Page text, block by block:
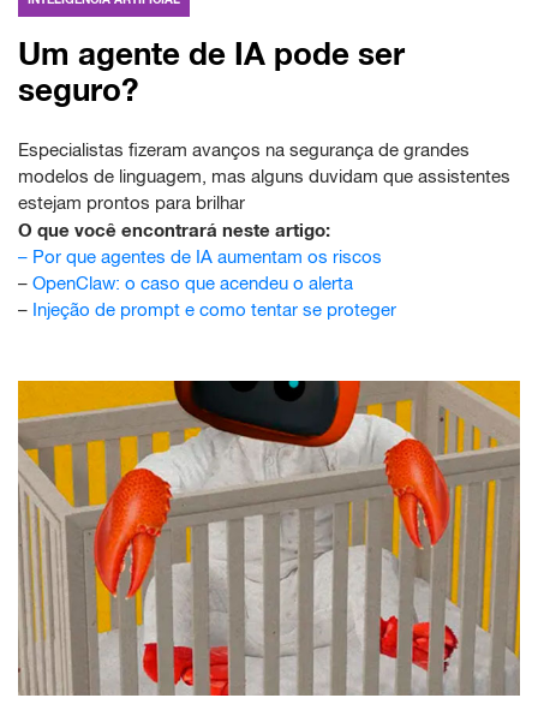
Um agente de IA pode ser
seguro?
Especialistas fizeram avanços na segurança de grandes
modelos de linguagem, mas alguns duvidam que assistentes
estejam prontos para brilhar
O que você encontrará neste artigo:
– Por que agentes de IA aumentam os riscos
– OpenClaw: o caso que acendeu o alerta
– Injeção de prompt e como tentar se proteger